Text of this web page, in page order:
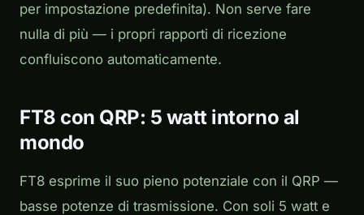
per impostazione predefinita). Non serve fare
nulla di più — i propri rapporti di ricezione
confluiscono automaticamente.
FT8 con QRP: 5 watt intorno al
mondo
FT8 esprime il suo pieno potenziale con il QRP —
basse potenze di trasmissione. Con soli 5 watt e